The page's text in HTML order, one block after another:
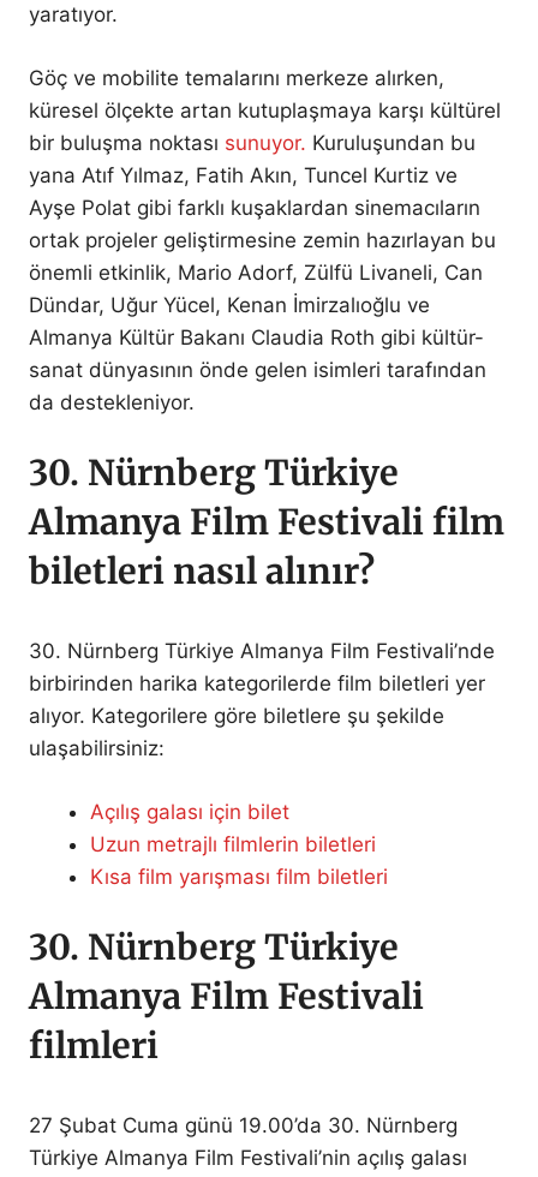
yaratıyor.
Göç ve mobilite temalarını merkeze alırken,
küresel ölçekte artan kutuplaşmaya karşı kültürel
bir buluşma noktası sunuyor. Kuruluşundan bu
yana Atıf Yılmaz, Fatih Akın, Tuncel Kurtiz ve
Ayşe Polat gibi farklı kuşaklardan sinemacıların
ortak projeler geliştirmesine zemin hazırlayan bu
önemli etkinlik, Mario Adorf, Zülfü Livaneli, Can
Dündar, Uğur Yücel, Kenan İmirzalıoğlu ve
Almanya Kültür Bakanı Claudia Roth gibi kültür-
sanat dünyasının önde gelen isimleri tarafından
da destekleniyor.
30. Nürnberg Türkiye
Almanya Film Festivali film
biletleri nasıl alınır?
30. Nürnberg Türkiye Almanya Film Festivali’nde
birbirinden harika kategorilerde film biletleri yer
alıyor. Kategorilere göre biletlere şu şekilde
ulaşabilirsiniz:
Açılış galası için bilet
Uzun metrajlı filmlerin biletleri
Kısa film yarışması film biletleri
30. Nürnberg Türkiye
Almanya Film Festivali
filmleri
27 Şubat Cuma günü 19.00’da 30. Nürnberg
Türkiye Almanya Film Festivali’nin açılış galası